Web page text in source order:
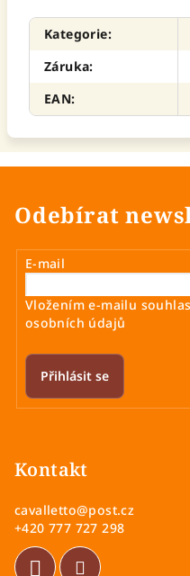
Kategorie:
Záruka:
EAN:
Odebírat
E-mail
Vložením e-mailu
osobních údajů
Přihlásit se
Kontakt
cavalletto@post.cz
+420 777 727 298